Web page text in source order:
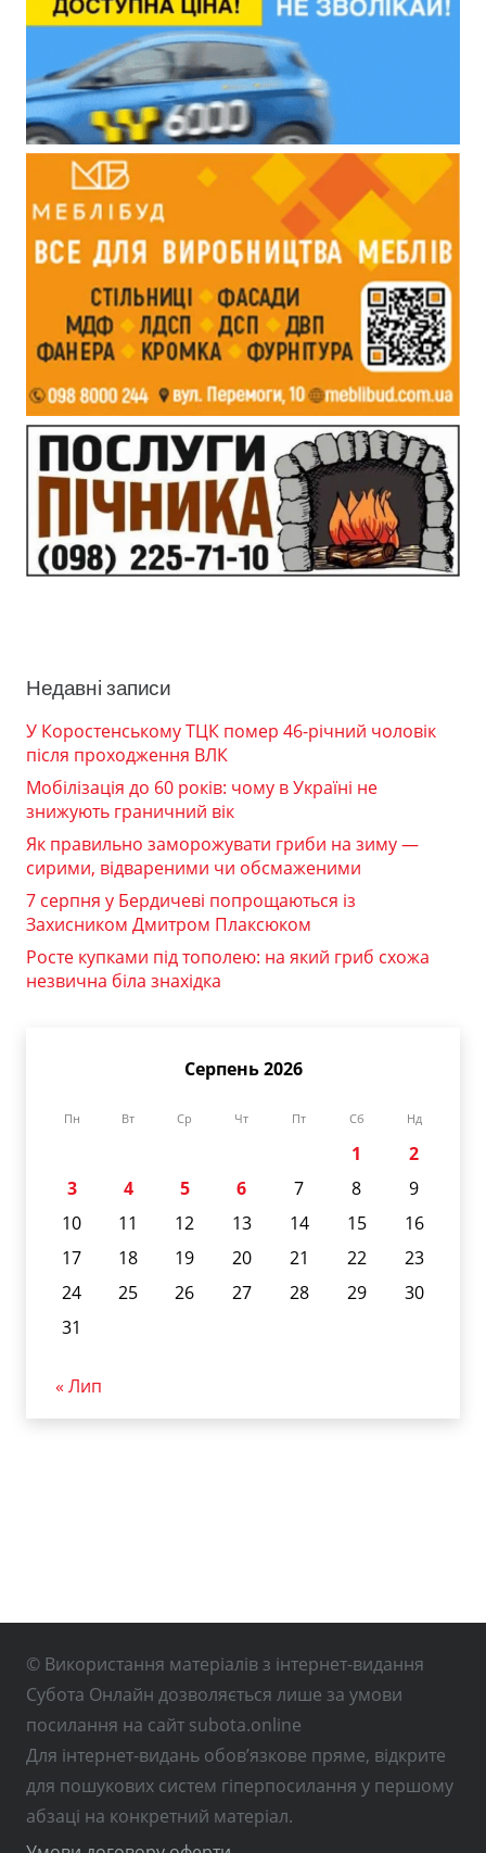
Недавні записи
У Коростенському ТЦК помер 46-річний чоловік
після проходження ВЛК
Мобілізація до 60 років: чому в Україні не
знижують граничний вік
Як правильно заморожувати гриби на зиму —
сирими, відвареними чи обсмаженими
7 серпня у Бердичеві попрощаються із
Захисником Дмитром Плаксюком
Росте купками під тополею: на який гриб схожа
незвична біла знахідка
Серпень 2026
Пн Вт Ср Чт Пт Сб Нд
1
2
3
4 5 6 7 8
9
10
11 12 13 14 15
16
17
18 19 20 21 22
23
24
25 26 27 28 29
30
31
« Лип
© Використання матеріалів з інтернет-видання
Субота Онлайн дозволяється лише за умови
посилання на сайт subota.online
Для інтернет-видань обов’язкове пряме, відкрите
для пошукових систем гіперпосилання у першому
абзаці на конкретний матеріал.